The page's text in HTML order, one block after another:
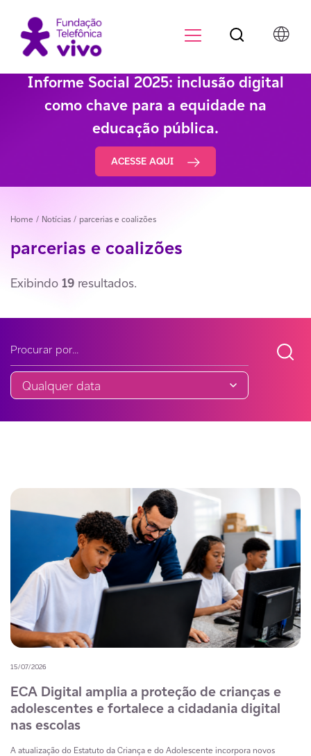
Informe Social 2025: inclusão digital
como chave para a equidade na
educação pública.
ACESSE AQUI
Home / Notícias / parcerias e coalizões
parcerias e coalizões
Exibindo 19 resultados.
15/07/2026
ECA Digital amplia a proteção de crianças e
adolescentes e fortalece a cidadania digital
nas escolas
A atualização do Estatuto da Criança e do Adolescente incorpora novos
Botão de